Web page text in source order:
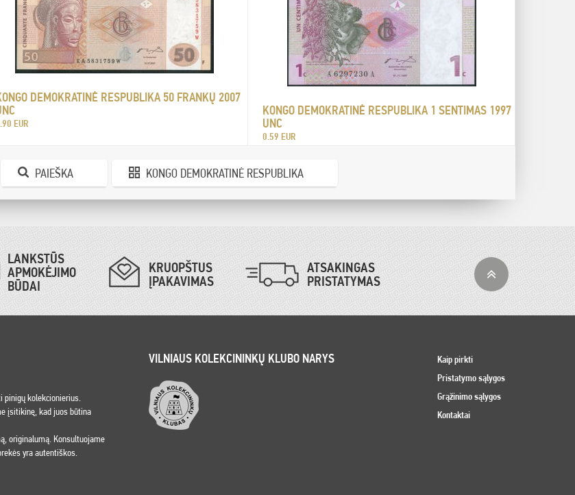
DEMOKRATINĖ RESPUBLIKA 50 FRANKŲ 2007
EUR
KONGO DEMOKRATINĖ RESPUBLIKA 1 SENTIMAS 1997
UNC
0.59 EUR
PAIEŠKA KONGO DEMOKRATINĖ RESPUBLIKA
LANKSTŪS
APMOKĖJIMO
BŪDAI
KRUOPŠTUS
ĮPAKAVIMAS
ATSAKINGAS
PRISTATYMAS
kolekcionierius.
įsitikinę, kad juos būtina
originalumą. Konsultuojame
yra autentiškos.
VILNIAUS KOLEKCININKŲ KLUBO NARYS
Kaip pirkti
Pristatymo sąlygos
Grąžinimo sąlygos
Kontaktai